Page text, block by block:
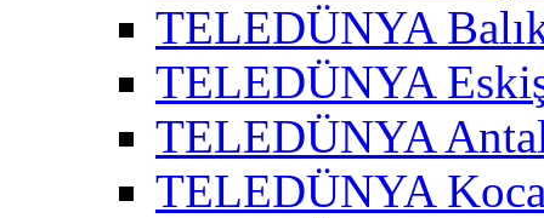
TELEDÜNYA
TELEDÜNYA
TELEDÜNYA
TELEDÜNYA